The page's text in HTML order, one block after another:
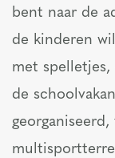
bent naar de
de kinderen
met
de